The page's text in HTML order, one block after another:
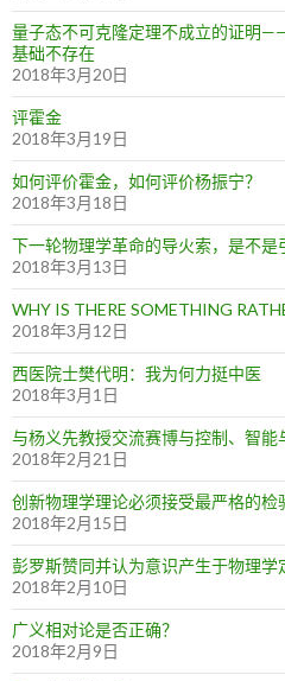
量子态不可克隆定理不成立的证明
基础不存在
2018年3月20日
评霍金
2018年3月19日
如何评价霍金，如何评价杨振宁？
2018年3月18日
下一轮物理学革命的导火索，是不是
2018年3月13日
WHY IS THERE SOMETHING
2018年3月12日
西医院士樊代明：我为何力挺中医
2018年3月1日
与杨义先教授交流赛博与控制、智能
2018年2月21日
创新物理学理论必须接受最严格的检
2018年2月15日
彭罗斯赞同并认为意识产生于物理学
2018年2月10日
广义相对论是否正确？
2018年2月9日